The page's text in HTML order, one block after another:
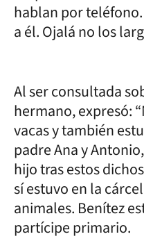
hablan por
a él. Ojalá no los
Al ser consultada
hermano, expresó:
vacas y también
padre Ana y
hijo tras estos
sí estuvo en la
animales. Benítez
partícipe primario.